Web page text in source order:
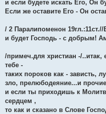
и если будете искать Его, Он
Если же оставите Его - Он
/ 2 Паралипоменон
и будет Господь - с добрым!
/примеч.для христиан -/
тебе -
таких пороков как - зависть,
зло, прелюбодеяние...и
и если ты приходишь к
сердцем ,
то как и сказано в Слове